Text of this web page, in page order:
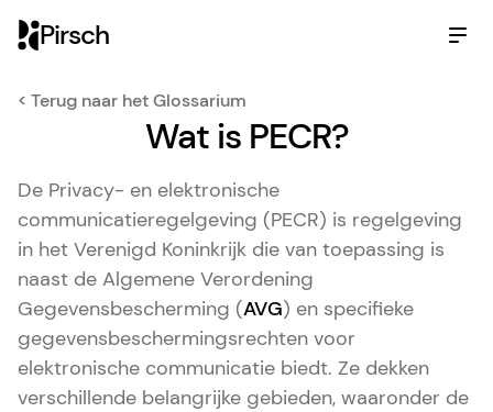
Pirsch
< Terug naar het Glossarium
Wat is PECR?
De Privacy- en elektronische
communicatieregelgeving (PECR) is regelgeving
in het Verenigd Koninkrijk die van toepassing is
naast de Algemene Verordening
Gegevensbescherming (AVG) en specifieke
gegevensbeschermingsrechten voor
elektronische communicatie biedt. Ze dekken
verschillende belangrijke gebieden, waaronder de